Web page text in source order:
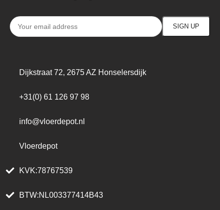
Dijkstraat 72, 2675 AZ Honselersdijk
+31(0) 61 126 97 98
info@vloerdepot.nl
Vloerdepot
KVK:78767539
BTW:NL003377414B43